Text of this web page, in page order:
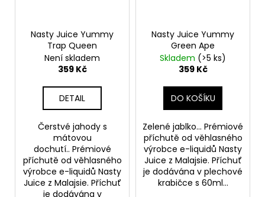
Nasty Juice Yummy
Trap Queen
Není skladem
359 Kč
DETAIL
Čerstvé jahody s
mátovou
dochutí.. Prémiové
příchutě od věhlasného
výrobce e-liquidů Nasty
Juice z Malajsie. Příchuť
je dodávána v
Nasty Juice Yummy
Green Ape
Skladem (>5 ks)
359 Kč
DO KOŠÍKU
Zelené jablko... Prémiové
příchutě od věhlasného
výrobce e-liquidů Nasty
Juice z Malajsie. Příchuť
je dodávána v plechové
krabičce s 60ml...